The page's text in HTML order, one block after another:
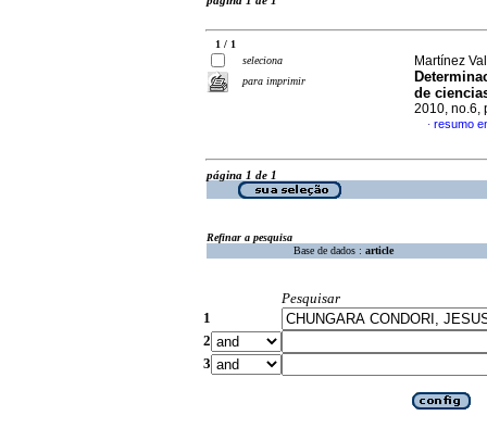
1 / 1
seleciona
para imprimir
Martínez
de
2010, no.6,
· resumo
página 1 de 1
Refinar a pesquisa
Base de dados : article
Pesquisar
1
2
3